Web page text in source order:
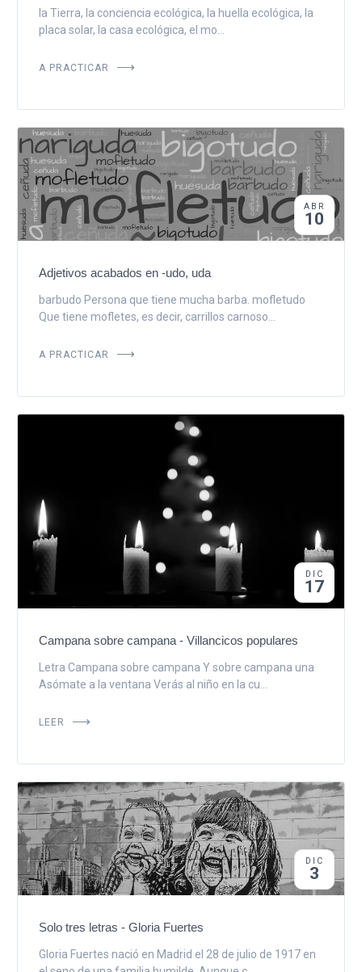
la Tierra, la conciencia ecológica, la huella ecológica, la
placa solar, la casa ecológica, el mo...
A PRACTICAR
ABR
10
Adjetivos acabados en -udo, uda
barbudo Persona que tiene mucha barba. mofletudo
Que tiene mofletes, es decir, carrillos carnoso...
A PRACTICAR
DIC
17
Campana sobre campana - Villancicos populares
Letra Campana sobre campana Y sobre campana una
Asómate a la ventana Verás al niño en la cu...
LEER
DIC
3
Solo tres letras - Gloria Fuertes
Gloria Fuertes nació en Madrid el 28 de julio de 1917 en